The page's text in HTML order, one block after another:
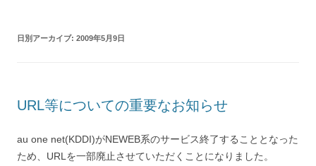
日別アーカイブ: 2009年5月9日
URL等についての重要なお知らせ
au one net(KDDI)がNEWEB系のサービス終了することとなった
ため、URLを一部廃止させていただくことになりました。